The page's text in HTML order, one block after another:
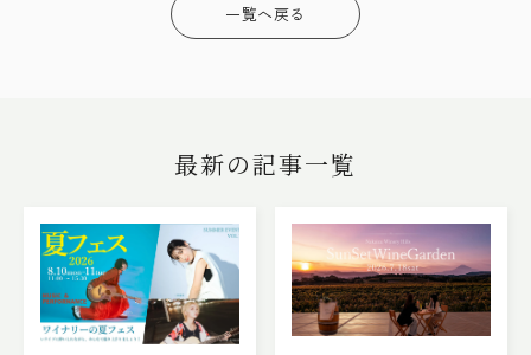
一覧へ戻る
最新の記事一覧